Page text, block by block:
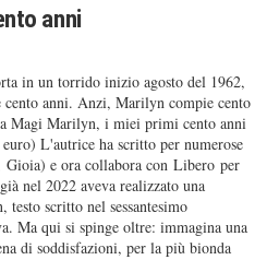
anni
in un torrido inizio agosto del 1962,
anni. Anzi, Marilyn compie cento
Magi Marilyn, i miei primi cento anni
L'autrice ha scritto per numerose
e ora collabora con Libero per
nel 2022 aveva realizzato una
scritto nel sessantesimo
Ma qui si spinge oltre: immagina una
di soddisfazioni, per la più bionda